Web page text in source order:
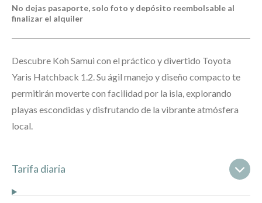
No dejas pasaporte, solo foto y depósito reembolsable al
finalizar el alquiler
Descubre Koh Samui con el práctico y divertido Toyota
Yaris Hatchback 1.2. Su ágil manejo y diseño compacto te
permitirán moverte con facilidad por la isla, explorando
playas escondidas y disfrutando de la vibrante atmósfera
local.
Tarifa diaria